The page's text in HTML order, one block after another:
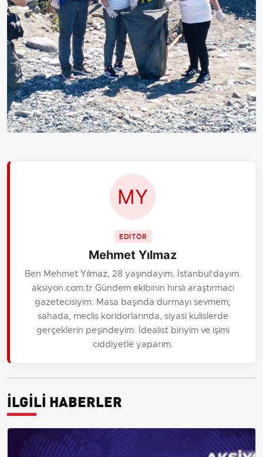
EDİTÖR
Mehmet Yılmaz
Ben Mehmet Yılmaz, 28 yaşındayım. İstanbul'dayım.
aksiyon.com.tr Gündem ekibinin hırslı araştırmacı
gazetecisiyim. Masa başında durmayı sevmem;
sahada, meclis koridorlarında, siyasi kulislerde
gerçeklerin peşindeyim. İdealist biriyim ve işimi
ciddiyetle yaparım.
İLGİLİ HABERLER